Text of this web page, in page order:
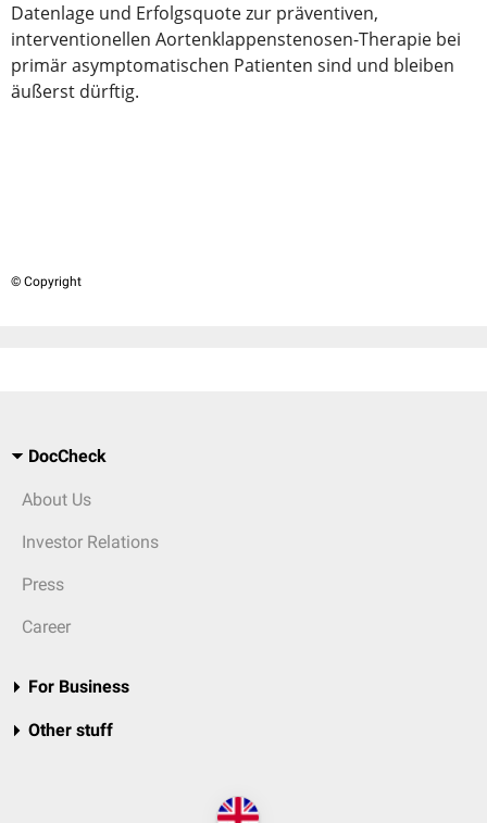
Datenlage und Erfolgsquote zur präventiven,
interventionellen Aortenklappenstenosen-Therapie bei
primär asymptomatischen Patienten sind und bleiben
äußerst dürftig.
© Copyright
DocCheck
About Us
Investor Relations
Press
Career
For Business
Other stuff